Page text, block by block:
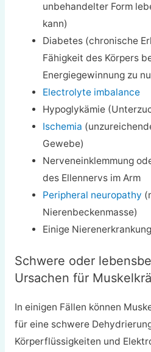
unbehandelter Form
kann)
Diabetes (chronische
Fähigkeit des Körpers
Energiegewinnung zu
Electrolyte imbalance
Hypoglykämie
Ischemia
Gewebe)
Nerveneinklemmung
des Ellennervs im Arm
Peripheral neuropathy
Nierenbeckenmasse)
Einige
Schwere oder
Ursachen für
In einigen Fällen können
für eine schwere
Körperflüssigkeiten und